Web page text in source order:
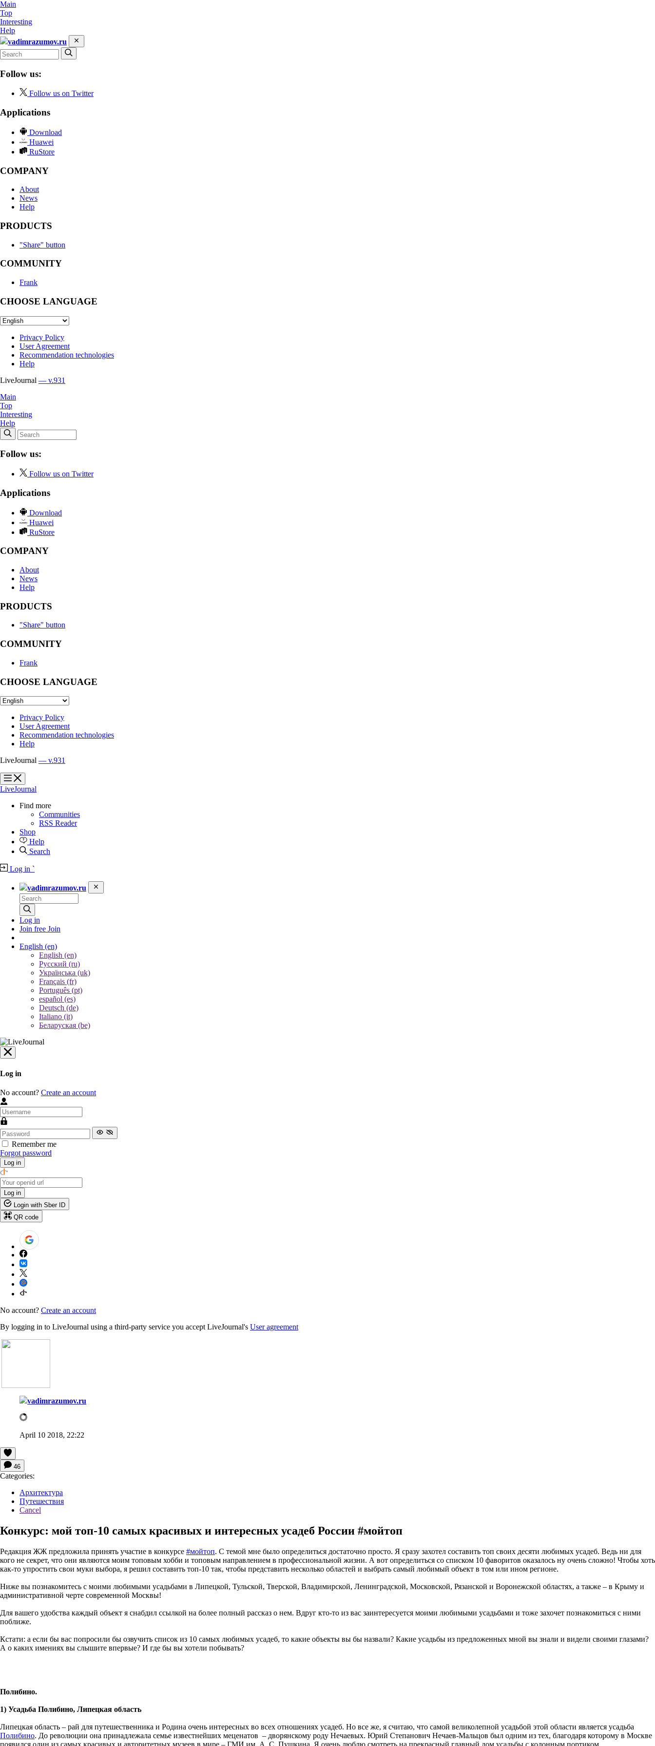
Main
Top
Interesting
Help
vadimrazumov.ru
Follow us:
Follow us on Twitter
Applications
Download
Huawei
RuStore
COMPANY
About
News
Help
PRODUCTS
"Share" button
COMMUNITY
Frank
CHOOSE LANGUAGE
Privacy Policy
User Agreement
Recommendation technologies
Help
LiveJournal — v.931
Main
Top
Interesting
Help
Follow us:
Follow us on Twitter
Applications
Download
Huawei
RuStore
COMPANY
About
News
Help
PRODUCTS
"Share" button
COMMUNITY
Frank
CHOOSE LANGUAGE
Privacy Policy
User Agreement
Recommendation technologies
Help
LiveJournal — v.931
?
?
LiveJournal
Find more
Communities
RSS Reader
Shop
Help
Search
Log in `
vadimrazumov.ru
Log in
Join free Join
English (en)
English (en)
Русский (ru)
Українська (uk)
Français (fr)
Português (pt)
español (es)
Deutsch (de)
Italiano (it)
Беларуская (be)
Log in
No account? Create an account
Remember me
Forgot password
Log in
Log in
Login with Sber ID
QR code
No account? Create an account
By logging in to LiveJournal using a third-party service you accept LiveJournal's User agreement
vadimrazumov.ru
April 10 2018, 22:22
46
Categories:
Архитектура
Путешествия
Cancel
Конкурс: мой топ-10 самых красивых и интересных усадеб России #мойтоп
Редакция ЖЖ предложила принять участие в конкурсе #мойтоп. С темой мне было определиться достаточно просто. Я сразу захотел составить топ своих десяти любимых усадеб. Ведь ни для
кого не секрет, что они являются моим топовым хобби и топовым направлением в профессиональной жизни. А вот определиться со списком 10 фаворитов оказалось ну очень сложно! Чтобы хоть
как-то упростить свои муки выбора, я решил составить топ-10 так, чтобы представить несколько областей и выбрать самый любимый объект в том или ином регионе.
Ниже вы познакомитесь с моими любимыми усадьбами в Липецкой, Тульской, Тверской, Владимирской, Ленинградской, Московской, Рязанской и Воронежской областях, а также – в Крыму и
административной черте современной Москвы!
Для вашего удобства каждый объект я снабдил ссылкой на более полный рассказ о нем. Вдруг кто-то из вас заинтересуется моими любимыми усадьбами и тоже захочет познакомиться с ними
поближе.
Кстати: а если бы вас попросили бы озвучить список из 10 самых любимых усадеб, то какие объекты вы бы назвали? Какие усадьбы из предложенных мной вы знали и видели своими глазами?
А о каких имениях вы слышите впервые? И где бы вы хотели побывать?
Полибино.
1) Усадьба Полибино, Липецкая область
Липецкая область – рай для путешественника и Родина очень интересных во всех отношениях усадеб. Но все же, я считаю, что самой великолепной усадьбой этой области является усадьба
Полибино. До революции она принадлежала семье известнейших меценатов – дворянскому роду Нечаевых. Юрий Степанович Нечаев-Мальцов был одним из тех, благодаря которому в Москве
появился один из самых красивых и авторитетных музеев в мире – ГМИ им. А. С. Пушкина. Я очень люблю смотреть на прекрасный главный дом усадьбы с колонным портиком,